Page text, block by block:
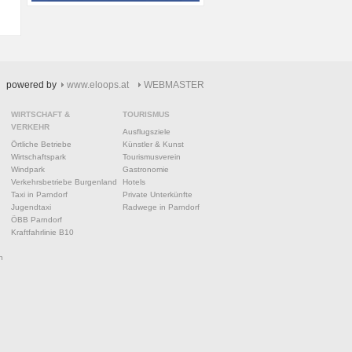
powered by www.eloops.at WEBMASTER
WIRTSCHAFT &
VERKEHR
Örtliche Betriebe
Wirtschaftspark
Windpark
Verkehrsbetriebe Burgenland
Taxi in Parndorf
Jugendtaxi
ÖBB Parndorf
Kraftfahrlinie B10
TOURISMUS
Ausflugsziele
Künstler & Kunst
Tourismusverein
Gastronomie
Hotels
Private Unterkünfte
Radwege in Parndorf